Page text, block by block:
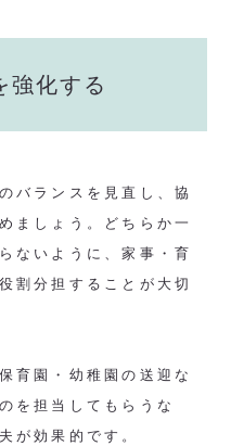
強化する
バランスを見直し、協
ましょう。どちらか一
ないように、家事・育
割分担することが大切
育園・幼稚園の送迎な
を担当してもらうな
が効果的です。